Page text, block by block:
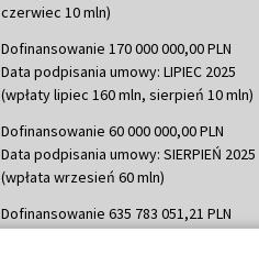
czerwiec 10 mln)
Dofinansowanie 170 000 000,00 PLN
Data podpisania umowy: LIPIEC 2025
(wpłaty lipiec 160 mln, sierpień 10 mln)
Dofinansowanie 60 000 000,00 PLN
Data podpisania umowy: SIERPIEŃ 2025
(wpłata wrzesień 60 mln)
Dofinansowanie 635 783 051,21 PLN